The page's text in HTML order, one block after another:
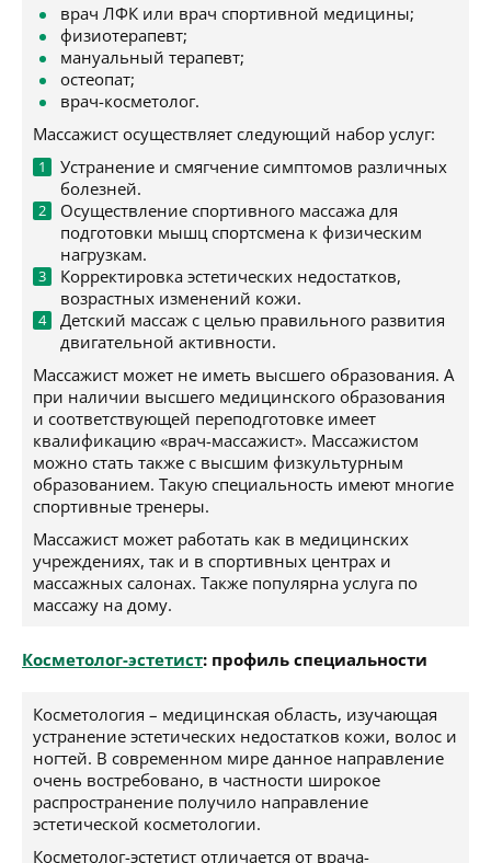
врач ЛФК или врач спортивной медицины;
физиотерапевт;
мануальный терапевт;
остеопат;
врач-косметолог.
Массажист осуществляет следующий набор услуг:
Устранение и смягчение симптомов различных
болезней.
Осуществление спортивного массажа для
подготовки мышц спортсмена к физическим
нагрузкам.
Корректировка эстетических недостатков,
возрастных изменений кожи.
Детский массаж с целью правильного развития
двигательной активности.
Массажист может не иметь высшего образования. А
при наличии высшего медицинского образования
и соответствующей переподготовке имеет
квалификацию «врач-массажист». Массажистом
можно стать также с высшим физкультурным
образованием. Такую специальность имеют многие
спортивные тренеры.
Массажист может работать как в медицинских
учреждениях, так и в спортивных центрах и
массажных салонах. Также популярна услуга по
массажу на дому.
Косметолог-эстетист: профиль специальности
Косметология – медицинская область, изучающая
устранение эстетических недостатков кожи, волос и
ногтей. В современном мире данное направление
очень востребовано, в частности широкое
распространение получило направление
эстетической косметологии.
Косметолог-эстетист отличается от врача-